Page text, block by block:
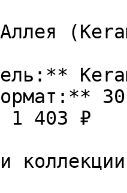
30
1 403 ₽
коллекции